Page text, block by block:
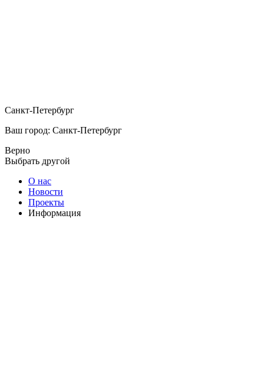
Санкт-Петербург
Ваш город: Санкт-Петербург
Верно
Выбрать другой
О нас
Новости
Проекты
Информация